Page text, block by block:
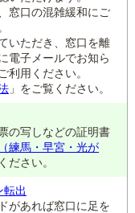
窓口の混雑緩和にご
いただき、窓口を離
電子メールでお知ら
利用ください。
」をご覧ください。
の写しなどの証明書
練馬・早宮・光が
ださい。
転出
があれば窓口に足を